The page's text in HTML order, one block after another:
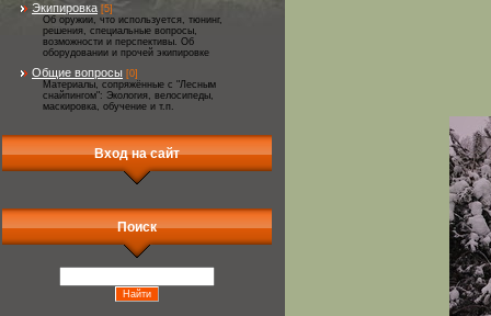
Экипировка [5]
Об оружии, что используется, тюнинг,
решения, специальные вопросы,
возможности и перспективы. Об
оборудовании и прочей экипировке
Общие вопросы [0]
Материалы, сопряжённые с "Лесным
снайпингом": Экология, велосипеды,
маскировка, обучение и т.п.
Вход на сайт
Поиск